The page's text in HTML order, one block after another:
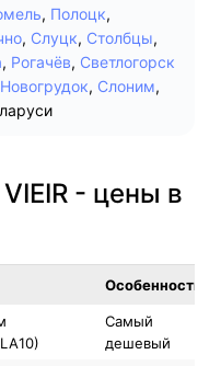
, Полоцк,
, Слуцк, Столбцы,
, Рогачёв, Светлогорск
Новогрудок, Слоним,
- цены в
Особенность
Самый
дешевый